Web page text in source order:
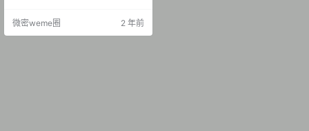
微密weme圈 2 年前